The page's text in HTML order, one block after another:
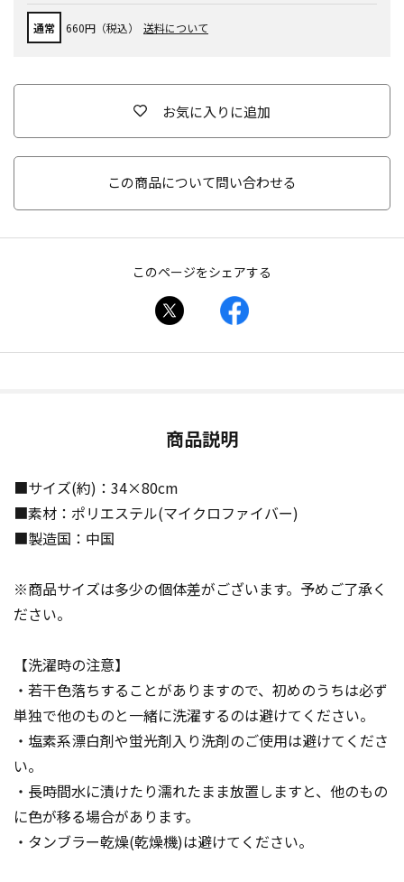
通常 660円（税込） 送料について
お気に入りに追加
この商品について問い合わせる
このページをシェアする
商品説明
■サイズ(約)：34×80cm
■素材：ポリエステル(マイクロファイバー)
■製造国：中国
※商品サイズは多少の個体差がございます。予めご了承く
ださい。
【洗濯時の注意】
・若干色落ちすることがありますので、初めのうちは必ず
単独で他のものと一緒に洗濯するのは避けてください。
・塩素系漂白剤や蛍光剤入り洗剤のご使用は避けてくださ
い。
・長時間水に漬けたり濡れたまま放置しますと、他のもの
に色が移る場合があります。
・タンブラー乾燥(乾燥機)は避けてください。